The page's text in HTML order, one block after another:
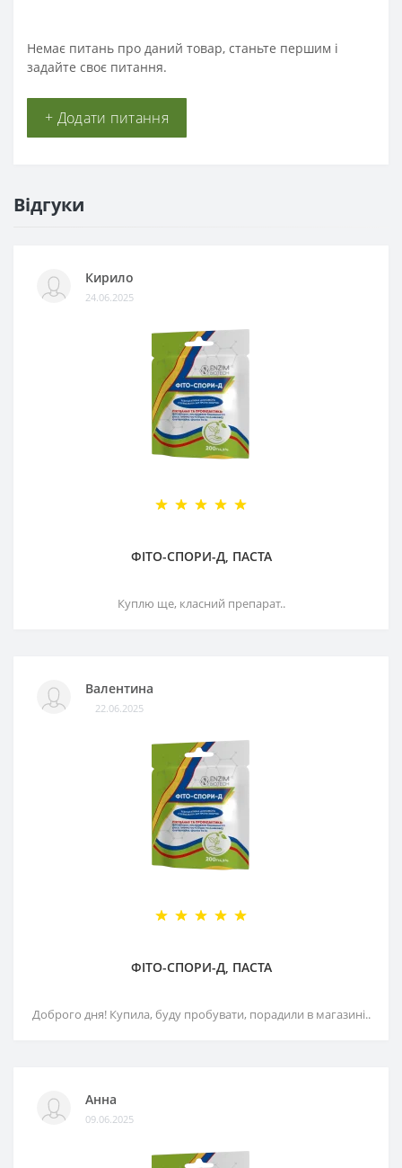
Немає питань про даний товар, станьте першим і
задайте своє питання.
+ Додати питання
Відгуки
Кирило
24.06.2025
ФІТО-СПОРИ-Д, ПАСТА
Куплю ще, класний препарат..
Валентина
22.06.2025
ФІТО-СПОРИ-Д, ПАСТА
Доброго дня! Купила, буду пробувати, порадили в магазині..
Анна
09.06.2025